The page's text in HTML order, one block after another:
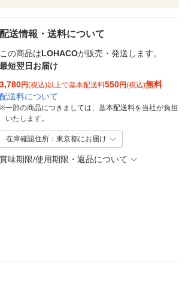
配送情報・送料について
この商品はLOHACOが販売・発送します。
最短翌日お届け
3,780円(税込)以上で基本配送料550円(税込)無料
配送料について
※一部の商品につきましては、基本配送料を当社が負担
いたします。
在庫確認住所：東京都にお届け
賞味期限/使用期限・返品について